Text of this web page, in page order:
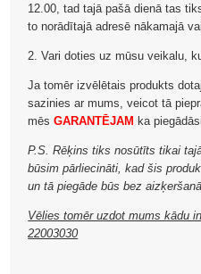
12.00, tad tajā pašā dienā tas
to norādītajā adresē nākamajā
2. Vari doties uz mūsu veikalu,
Ja tomēr izvēlētais produkts
sazinies ar mums, veicot tā
mēsGARANTĒJAM ka
P.S. Rēķins tiks nosūtīts tikai
būsim pārliecināti, kad šis
un tā piegāde būs bez
Vēlies tomēr uzdot mums kādu
22003030